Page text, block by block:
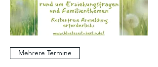
Mehrere Termine